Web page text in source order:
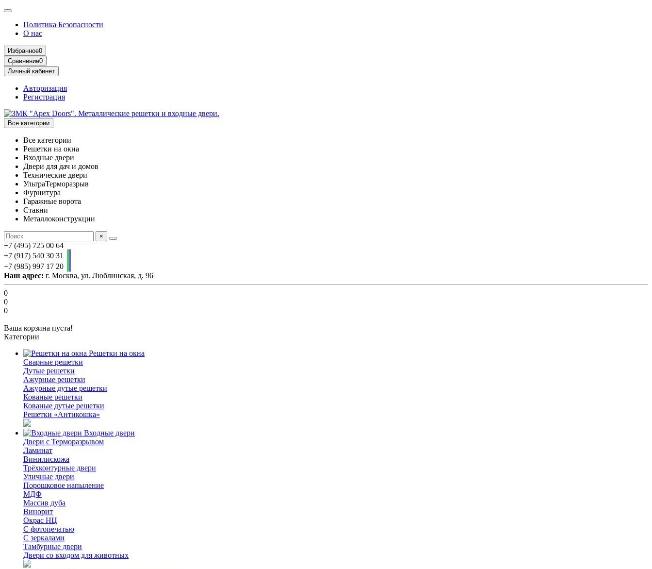
Политика Безопасности
О нас
Избранное0
Сравнение0
Личный кабинет
Авторизация
Регистрация
Все категории
Все категории
Решетки на окна
Входные двери
Двери для дач и домов
Технические двери
УльтраТерморазрыв
Фурнитура
Гаражные ворота
Ставни
Металлоконструкции
×
+7 (495) 725 00 64
+7 (917) 540 30 31
+7 (985) 997 17 20
Наш адрес: г. Москва, ул. Люблинская, д. 96
0
0
0
Ваша корзина пуста!
Категории
Решетки на окна
Сварные решетки
Дутые решетки
Ажурные решетки
Ажурные дутые решетки
Кованые решетки
Кованые дутые решетки
Решетки «Антикошка»
Входные двери
Двери с Терморазрывом
Ламинат
Винилискожа
Трёхконтурные двери
Уличные двери
Порошковое напыление
МДФ
Массив дуба
Винорит
Окрас НЦ
С фотопечатью
С зеркалами
Тамбурные двери
Двери со входом для животных